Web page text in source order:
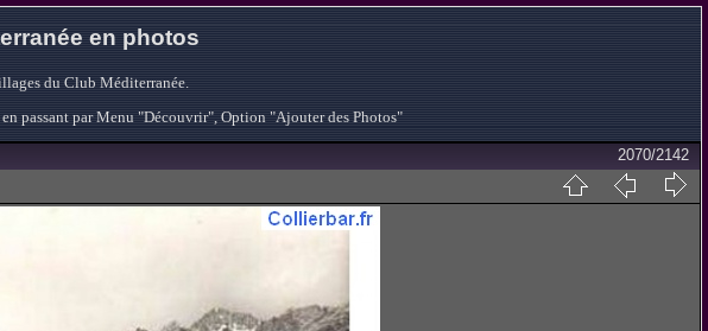
en photos
du Club Méditerranée.
passant par Menu "Découvrir", Option "Ajouter des Photos"
2070/2142